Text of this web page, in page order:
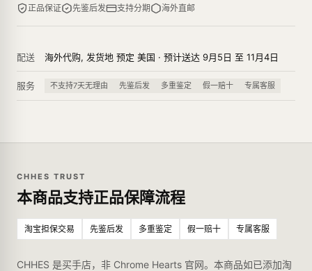
正品保证 先鉴后发 支持分期 海外直邮
配送 海外代购, 发货地 预定 美国 · 预计送达 9月5日 至 11月4日
服务 不支持7天无理由 先鉴后发 多重鉴定 假一赔十 专属客服
CHHES TRUST
本商品支持正品保障流程
淘宝担保交易 先鉴后发 多重鉴定 假一赔十 专属客服
CHHES 是买手店，非 Chrome Hearts 官网。本商品如已添加淘